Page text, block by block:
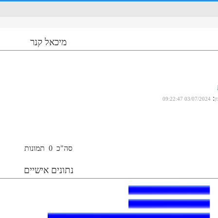
מיכאל קנר
:
03/07/2024 09:22:47
סה"כ 0 תמונות
נתונים אישיים